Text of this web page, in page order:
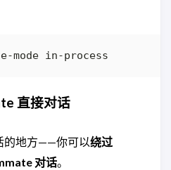
直接对话
的地方——你可以绕过
对话。